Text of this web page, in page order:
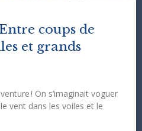
coups de
et grands
! On s’imaginait voguer
vent dans les voiles et le